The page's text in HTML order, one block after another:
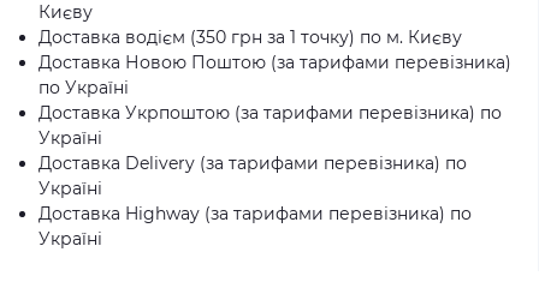
Києву
Доставка водієм (350 грн за 1 точку) по м. Києву
Доставка Новою Поштою (за тарифами перевізника)
по Україні
Доставка Укрпоштою (за тарифами перевізника) по
Україні
Доставка Delivery (за тарифами перевізника) по
Україні
Доставка Highway (за тарифами перевізника) по
Україні